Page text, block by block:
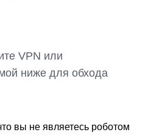
VPN или
ниже для обхода
вы не являетесь роботом